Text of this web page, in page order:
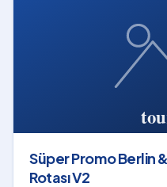
Süper Promo Berlin
Rotası V2